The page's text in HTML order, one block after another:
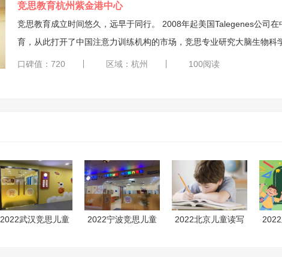
竞思教育杭州紫金港中心
竞思教育成立时间悠久，远早于同行。 2008年起美国Talegenes公司在中国设立竞思教
育，从此打开了中国注意力训练机构的市场，竞思专业研究大脑生物科
技术引进中国，截止目前已经为千万学员成功提高注意力和读写能力，
口碑值：720 区域：杭州 100阅读
2022武汉竞思儿童
2022宁波竞思儿童
2022北京儿童读写